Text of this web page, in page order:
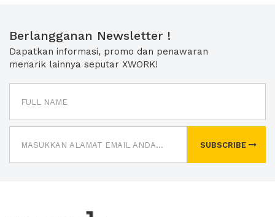
Berlangganan Newsletter !
Dapatkan informasi, promo dan penawaran
menarik lainnya seputar XWORK!
SUBSCRIBE